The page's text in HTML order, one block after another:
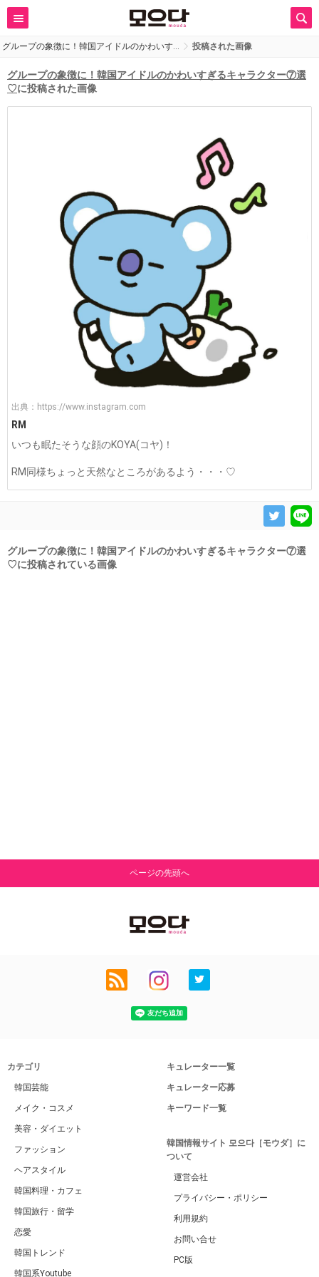
グループの象徴に！韓国アイドルのかわいす… 投稿された画像
グループの象徴に！韓国アイドルのかわいすぎるキャラクター⑦選
♡に投稿された画像
出典： https://www.instagram.com
RM
いつも眠たそうな顔のKOYA(コヤ)！
RM同様ちょっと天然なところがあるよう・・・♡
グループの象徴に！韓国アイドルのかわいすぎるキャラクター⑦選
♡に投稿されている画像
ページの先頭へ
カテゴリ
韓国芸能
メイク・コスメ
美容・ダイエット
ファッション
ヘアスタイル
韓国料理・カフェ
韓国旅行・留学
恋愛
韓国トレンド
韓国系Youtube
キュレーター一覧
キュレーター応募
キーワード一覧
韓国情報サイト 모으다［モウダ］に
ついて
運営会社
プライバシー・ポリシー
利用規約
お問い合せ
PC版